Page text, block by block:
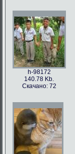
h-98172
140.78 Kb.
Скачано: 72